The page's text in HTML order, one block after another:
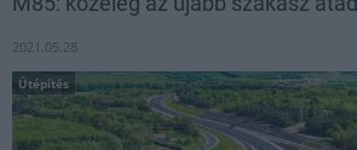
2021.05.28
Útépítés